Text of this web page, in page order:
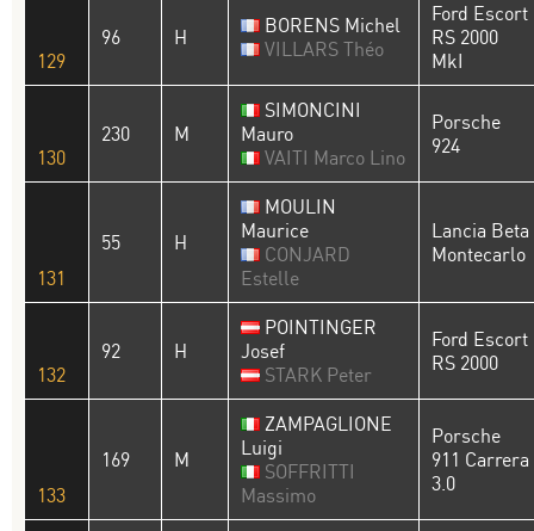
129
96 H
BORENS Michel
VILLARS Théo
Ford Escort
RS 2000
MkI
130
230 M
SIMONCINI
Mauro
VAITI Marco Lino
Porsche
924
131
55 H
MOULIN
Maurice
CONJARD
Estelle
Lancia Beta
Montecarlo
132
92 H
POINTINGER
Josef
STARK Peter
Ford Escort
RS 2000
133
169 M
ZAMPAGLIONE
Luigi
SOFFRITTI
Massimo
Porsche
911 Carrera
3.0